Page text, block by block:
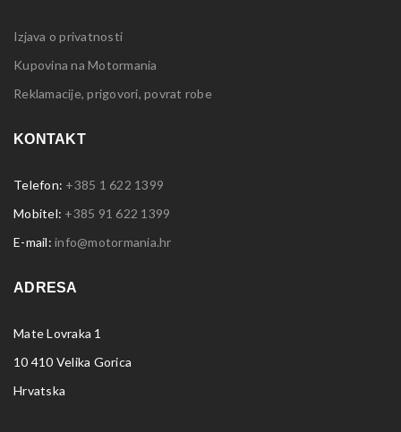
Izjava o privatnosti
Kupovina na Motormania
Reklamacije, prigovori, povrat robe
KONTAKT
Telefon: +385 1 622 1399
Mobitel: +385 91 622 1399
E-mail: info@motormania.hr
ADRESA
Mate Lovraka 1
10 410 Velika Gorica
Hrvatska